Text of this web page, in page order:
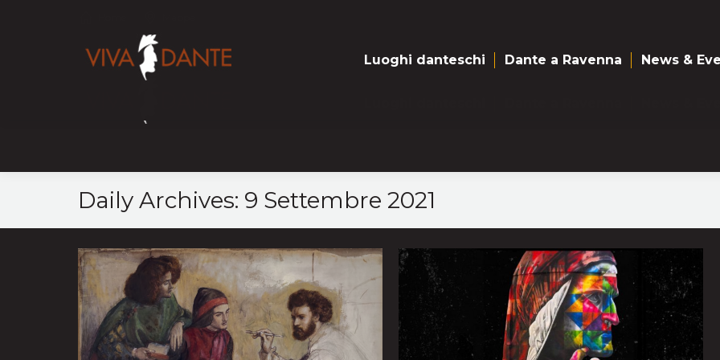
Daily Archives: 9 Settembre 2021
Luoghi danteschi Dante a Ravenna News &